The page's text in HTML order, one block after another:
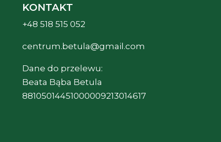
KONTAKT
+48 518 515 052
centrum.betula@gmail.com
Dane do przelewu:
Beata Bąba Betula
88105014451000009213014617